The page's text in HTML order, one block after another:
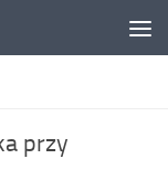
przy